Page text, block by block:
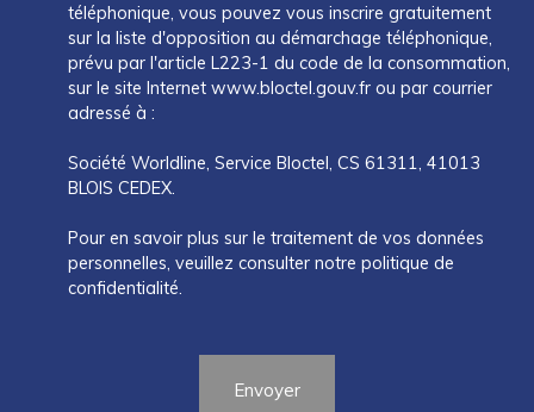
téléphonique, vous pouvez vous inscrire gratuitement
sur la liste d'opposition au démarchage téléphonique,
prévu par l'article L223-1 du code de la consommation,
sur le site Internet www.bloctel.gouv.fr ou par courrier
adressé à :
Société Worldline, Service Bloctel, CS 61311, 41013
BLOIS CEDEX.
Pour en savoir plus sur le traitement de vos données
personnelles, veuillez consulter notre politique de
confidentialité
Envoyer